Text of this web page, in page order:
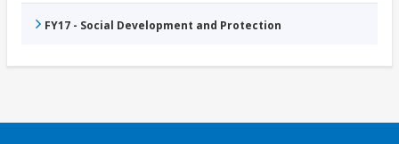
FY17 - Social Development and Protection